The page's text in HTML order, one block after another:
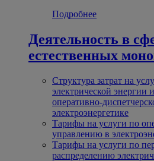
Подробнее
Деятельность в
естественных
Структура затрат на
электрической энергии
оперативно-
электроэнергетике
Тарифы на услуги по
управлению в
Тарифы на услуги по
распределению